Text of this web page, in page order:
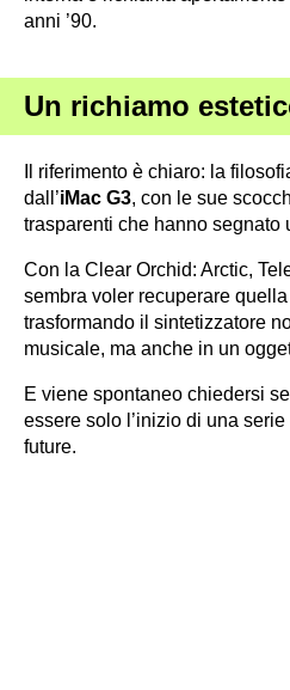
anni ’90.
Un richiamo
Il riferimento è chiaro: la
dall’iMac G3, con le sue
trasparenti che hanno segnato
Con la Clear Orchid: Arctic,
sembra voler recuperare
trasformando il sintetizzatore
musicale, ma anche in un
E viene spontaneo chiedersi
essere solo l’inizio di una
future.